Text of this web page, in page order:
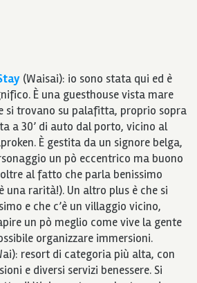
(Waisai): io sono stata qui ed è
È una guesthouse vista mare
si trovano su palafitta, proprio sopra
a 30’ di auto dal porto, vicino al
È gestita da un signore belga,
un pò eccentrico ma buono
al fatto che parla benissimo
una rarità!). Un altro plus è che si
e che c’è un villaggio vicino,
un pò meglio come vive la gente
organizzare immersioni.
resort di categoria più alta, con
e diversi servizi benessere. Si